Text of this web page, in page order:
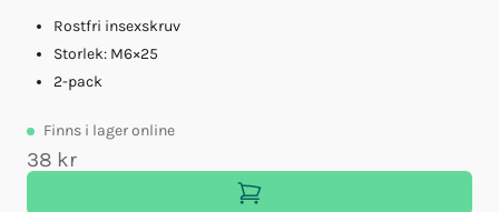
Rostfri insexskruv
Storlek: M6×25
2-pack
Finns i lager online
38 kr